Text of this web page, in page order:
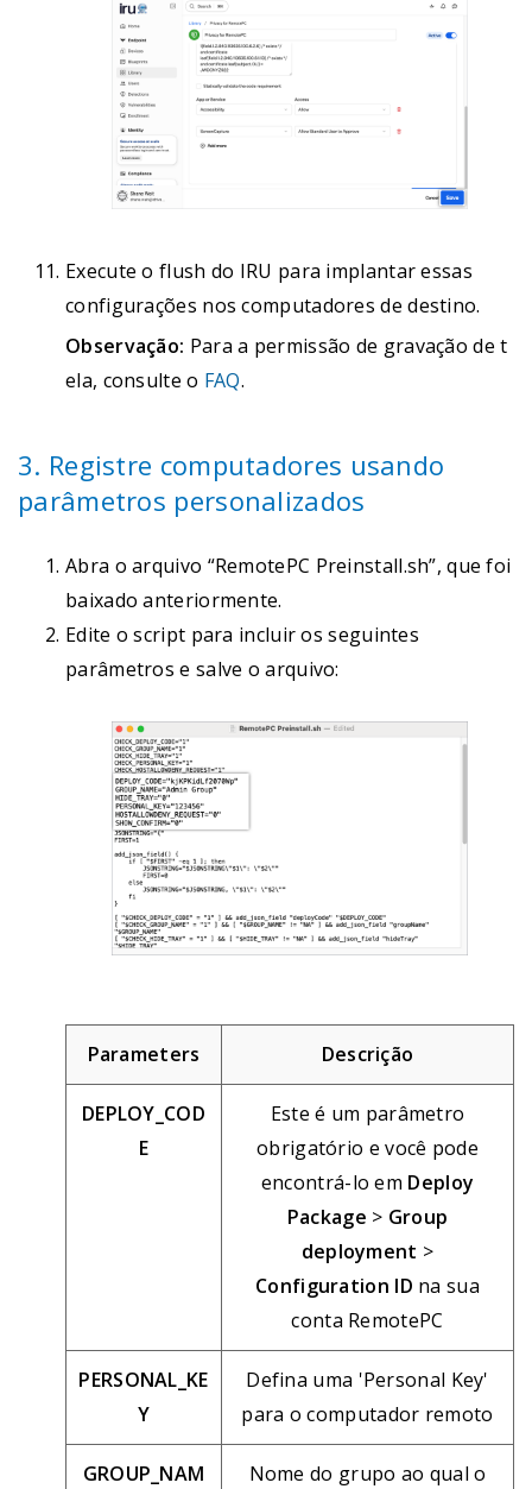
Execute o flush do IRU para implantar essas
configurações nos computadores de destino.
Observação: Para a permissão de gravação de t
ela, consulte o FAQ.
3. Registre computadores usando
parâmetros personalizados
Abra o arquivo “RemotePC Preinstall.sh”, que foi
baixado anteriormente.
Edite o script para incluir os seguintes
parâmetros e salve o arquivo:
Parameters Descrição
DEPLOY_COD
E
Este é um parâmetro
obrigatório e você pode
encontrá-lo em Deploy
Package > Group
deployment >
Configuration ID na sua
conta RemotePC
PERSONAL_KE
Y
Defina uma 'Personal Key'
para o computador remoto
GROUP_NAM
Nome do grupo ao qual o